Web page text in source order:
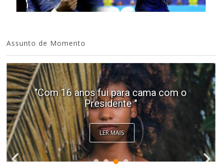
Assunto de Momento
"Com 16 anos fui para cama com o
Presidente "
LER MAIS